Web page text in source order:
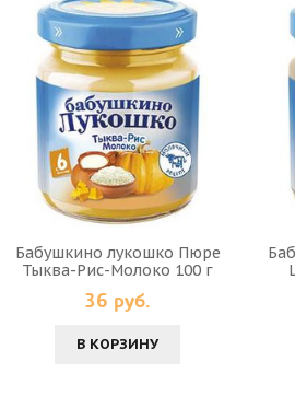
Бабушкино лукошко Пюре
Тыква-Рис-Молоко 100 г
36 руб.
В КОРЗИНУ